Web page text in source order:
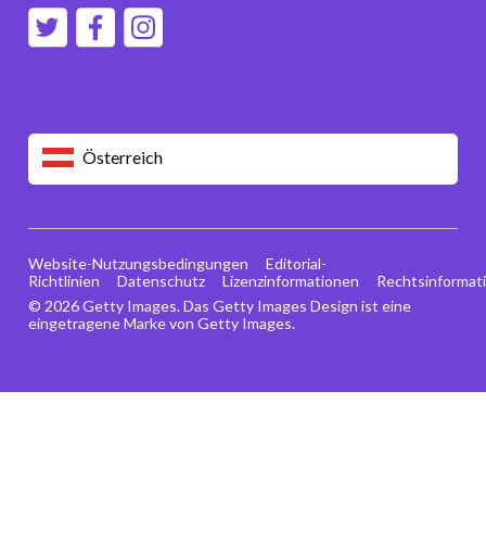
Österreich
© 2026 Getty Images. Das Getty Images Design ist eine
eingetragene Marke von Getty Images.
Website-Nutzungsbedingungen
Editorial-
Richtlinien
Datenschutz Lizenzinformationen